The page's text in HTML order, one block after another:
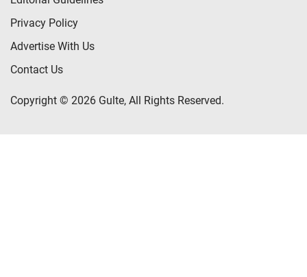
Privacy Policy
Advertise With Us
Contact Us
Copyright © 2026 Gulte, All Rights Reserved.